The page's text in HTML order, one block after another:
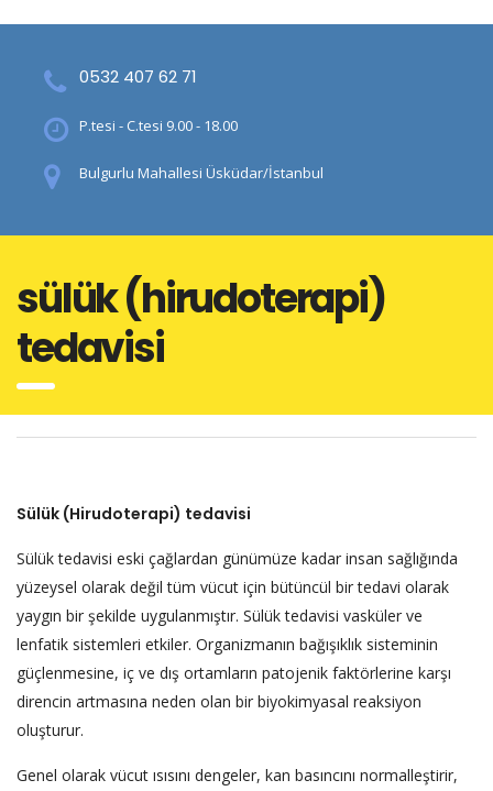
0532 407 62 71
P.tesi - C.tesi 9.00 - 18.00
Bulgurlu Mahallesi Üsküdar/İstanbul
sülük (hirudoterapi)
tedavisi
Sülük (Hirudoterapi) tedavisi
Sülük tedavisi eski çağlardan günümüze kadar insan sağlığında
yüzeysel olarak değil tüm vücut için bütüncül bir tedavi olarak
yaygın bir şekilde uygulanmıştır. Sülük tedavisi vasküler ve
lenfatik sistemleri etkiler. Organizmanın bağışıklık sisteminin
güçlenmesine, iç ve dış ortamların patojenik faktörlerine karşı
direncin artmasına neden olan bir biyokimyasal reaksiyon
oluşturur.
Genel olarak vücut ısısını dengeler, kan basıncını normalleştirir,